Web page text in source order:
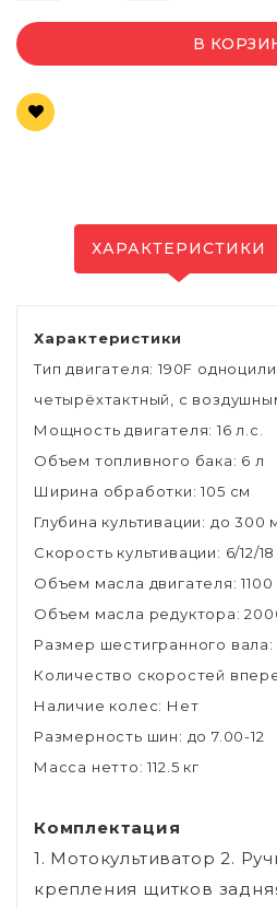
В
ХАРАКТЕРИСТИКИ
Характеристики
Тип двигателя: 190F
четырёхтактный, с
Мощность двигателя: 16 л.с.
Объем топливного бака: 6 л
Ширина обработки: 105 см
Глубина культивации: до 300
Скорость культивации: 6/12/
Объем масла двигателя: 1100
Объем масла редуктора:
Размер шестигранного вала:
Количество скоростей
Наличие колес: Нет
Размерность шин: до 7.00-12
Масса нетто: 112.5 кг
Комплектация
1. Мотокультиватор 2.
крепления щитков